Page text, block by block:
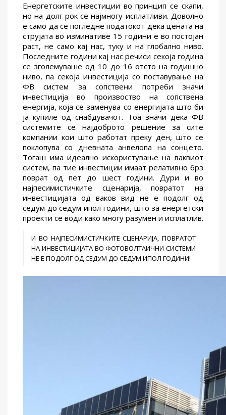
Енергетските инвестиции во принцип се скапи,
но на долг рок се најмногу исплатливи. Доволно
е само да се погледне податокот дека цената на
струјата во изминативе 15 години е во постојан
раст, не само кај нас, туку и на глобално ниво.
Последните години кај нас речиси секоја година
се зголемуваше од 10 до 16 отсто на годишно
ниво, па секоја инвестиција со поставување на
ФВ систем за сопствени потреби значи
инвестиција во произвоство на сопствена
енергија, која се заменува со енергијата што би
ја купиле од снабдувачот. Тоа значи дека ФВ
системите се најдоброто решение за сите
компании кои што работат преку ден, што се
поклопува со дневната анвелопа на сонцето.
Тогаш има идеално искористување на ваквиот
систем, па тие инвестиции имаат релативно брз
поврат од пет до шест години. Дури и во
најпесимистичките сценарија, повратот на
инвестицијата од ваков вид не е подолг од
седум до седум ипол години, што за енергетски
проекти се води како многу разумен и исплатлив.
И ВО НАЈПЕСИМИСТИЧКИТЕ СЦЕНАРИЈА, ПОВРАТОТ
НА ИНВЕСТИЦИЈАТА ВО ФОТОВОЛТАИЧНИ СИСТЕМИ
НЕ Е ПОДОЛГ ОД СЕДУМ ДО СЕДУМ ИПОЛ ГОДИНИ!